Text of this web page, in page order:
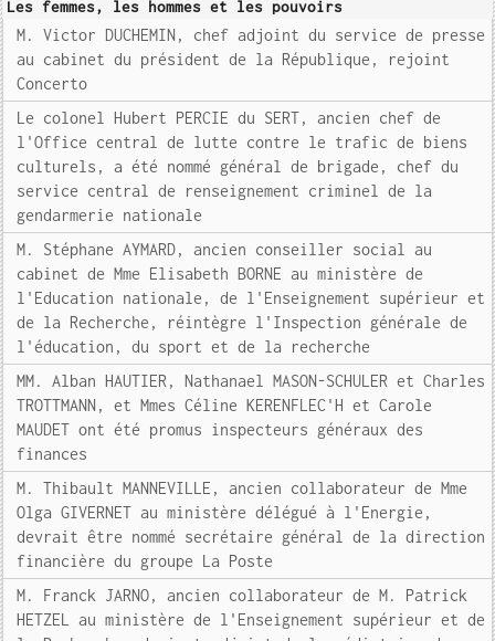
Les femmes, les hommes et les pouvoirs
M. Victor DUCHEMIN, chef adjoint du service de presse
au cabinet du président de la République, rejoint
Concerto
Le colonel Hubert PERCIE du SERT, ancien chef de
l'Office central de lutte contre le trafic de biens
culturels, a été nommé général de brigade, chef du
service central de renseignement criminel de la
gendarmerie nationale
M. Stéphane AYMARD, ancien conseiller social au
cabinet de Mme Elisabeth BORNE au ministère de
l'Education nationale, de l'Enseignement supérieur et
de la Recherche, réintègre l'Inspection générale de
l'éducation, du sport et de la recherche
MM. Alban HAUTIER, Nathanael MASON-SCHULER et Charles
TROTTMANN, et Mmes Céline KERENFLEC'H et Carole
MAUDET ont été promus inspecteurs généraux des
finances
M. Thibault MANNEVILLE, ancien collaborateur de Mme
Olga GIVERNET au ministère délégué à l'Energie,
devrait être nommé secrétaire général de la direction
financière du groupe La Poste
M. Franck JARNO, ancien collaborateur de M. Patrick
HETZEL au ministère de l'Enseignement supérieur et de